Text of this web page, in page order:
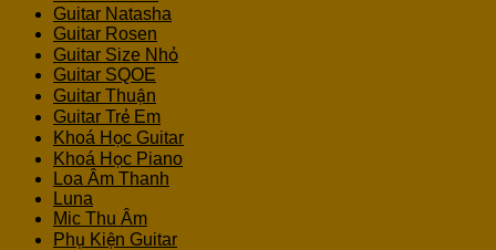
Guitar Natasha
Guitar Rosen
Guitar Size Nhỏ
Guitar SQOE
Guitar Thuận
Guitar Trẻ Em
Khoá Học Guitar
Khoá Học Piano
Loa Âm Thanh
Luna
Mic Thu Âm
Phụ Kiện Guitar